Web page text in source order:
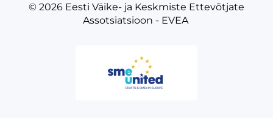
© 2026 Eesti Väike- ja Keskmiste Ettevõtjate
Assotsiatsioon - EVEA